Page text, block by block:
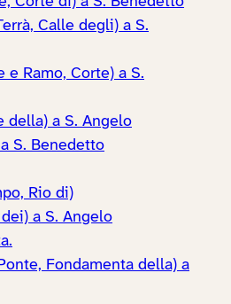
Calle degli) a S.
e Ramo, Corte) a S.
della) a S. Angelo
S. Benedetto
Rio di)
a S. Angelo
Fondamenta della) a